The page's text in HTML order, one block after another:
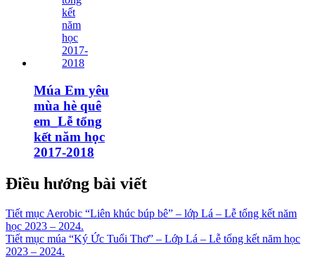
Múa Em yêu
mùa hè quê
em_Lễ tổng
kết năm học
2017-2018
Điều hướng bài viết
Tiết mục Aerobic “Liên khúc búp bê” – lớp Lá – Lễ tổng kết năm
học 2023 – 2024.
Tiết mục múa “Ký Ức Tuổi Thơ” – Lớp Lá – Lễ tổng kết năm học
2023 – 2024.